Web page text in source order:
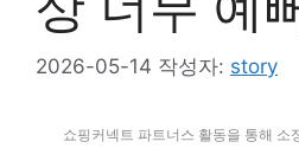
2026-05-14 작성자: story
쇼핑커넥트 파트너스 활동을 통해 소